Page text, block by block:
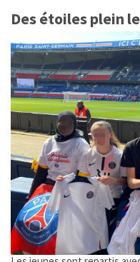
Des étoiles plein